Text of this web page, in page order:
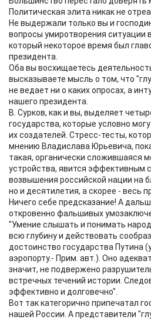
Политическая элита никак не
Не выдержали только вы и
вопросы умиротворения ситуации
который некоторое время был
президента.
Оба вы восхищаетесь
высказываете мысль о том, что
не ведает ни о каких опросах, а
нашего президента.
В. Сурков, как и вы, выделяет
государства, которые условно
их создателей. Стресс-тесты,
мнению Владислава Юрьевича,
такая, органически сложившаяся
устройства, явится эффективным
возвышения российской нации на
но и десятилетия, а скорее - весь
Ничего себе предсказание! А
откровенно фальшивых
"Умение слышать и понимать
всю глубину и действовать
достоинство государства Путина
аэропорту.- Прим. авт.). Оно
значит, не подвержено
встречных течений истории.
эффективно и долговечно".
Вот так категорично припечатал
нашей России. А представители